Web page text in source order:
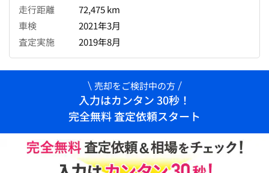
走行距離
72,475 km
車検
2021年3月
査定実施
2019年8月
売却をご検討中の方
入力はカンタン 30秒！
完全無料 査定依頼スタート